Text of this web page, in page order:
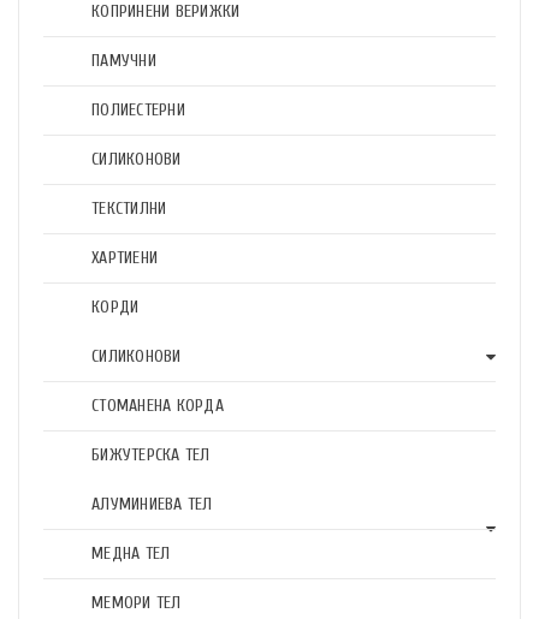
КОПРИНЕНИ ВЕРИЖКИ
ПАМУЧНИ
ПОЛИЕСТЕРНИ
СИЛИКОНОВИ
ТЕКСТИЛНИ
ХАРТИЕНИ
КОРДИ
СИЛИКОНОВИ
СТОМАНЕНА КОРДА
БИЖУТЕРСКА ТЕЛ
АЛУМИНИЕВА ТЕЛ
МЕДНА ТЕЛ
МЕМОРИ ТЕЛ